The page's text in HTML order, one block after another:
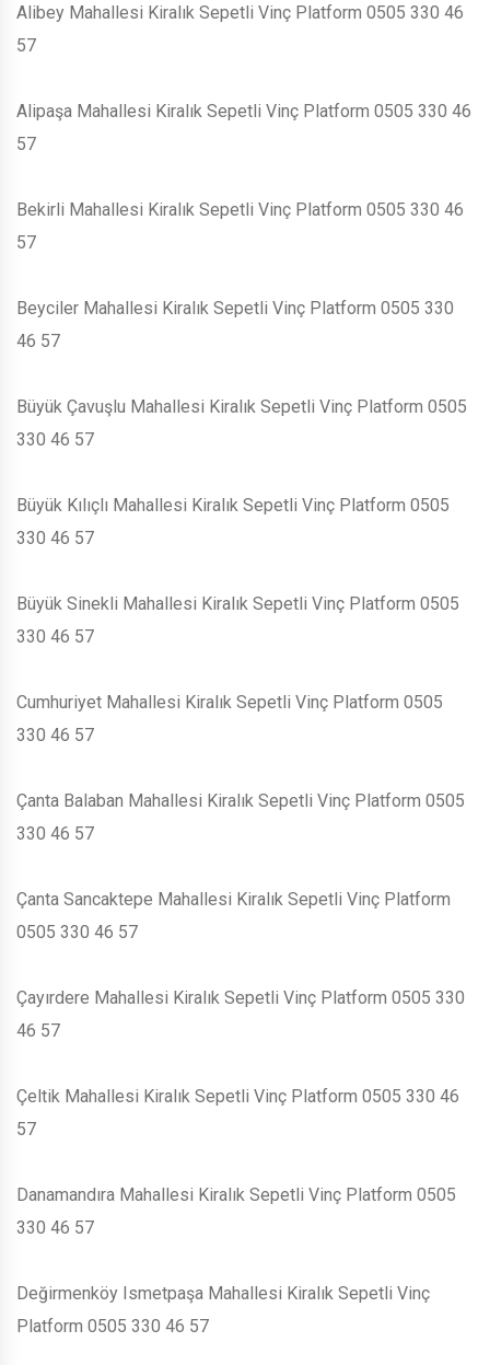
Alibey Mahallesi Kiralık Sepetli Vinç Platform 0505 330 46
57
Alipaşa Mahallesi Kiralık Sepetli Vinç Platform 0505 330 46
57
Bekirli Mahallesi Kiralık Sepetli Vinç Platform 0505 330 46
57
Beyciler Mahallesi Kiralık Sepetli Vinç Platform 0505 330
46 57
Büyük Çavuşlu Mahallesi Kiralık Sepetli Vinç Platform 0505
330 46 57
Büyük Kılıçlı Mahallesi Kiralık Sepetli Vinç Platform 0505
330 46 57
Büyük Sinekli Mahallesi Kiralık Sepetli Vinç Platform 0505
330 46 57
Cumhuriyet Mahallesi Kiralık Sepetli Vinç Platform 0505
330 46 57
Çanta Balaban Mahallesi Kiralık Sepetli Vinç Platform 0505
330 46 57
Çanta Sancaktepe Mahallesi Kiralık Sepetli Vinç Platform
0505 330 46 57
Çayırdere Mahallesi Kiralık Sepetli Vinç Platform 0505 330
46 57
Çeltik Mahallesi Kiralık Sepetli Vinç Platform 0505 330 46
57
Danamandıra Mahallesi Kiralık Sepetli Vinç Platform 0505
330 46 57
Değirmenköy Ismetpaşa Mahallesi Kiralık Sepetli Vinç
Platform 0505 330 46 57